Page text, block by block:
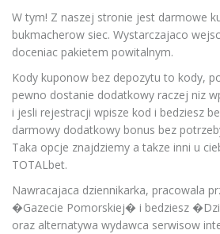
W tym! Z naszej stronie jest darmowe
bukmacherow siec. Wystarczajaco
doceniac pakietem powitalnym.
Kody kuponow bez depozytu to kody,
pewno dostanie dodatkowy raczej niz
i jesli rejestracji wpisze kod i bedziesz
darmowy dodatkowy bonus bez
Taka opcje znajdziemy a takze inni u
TOTALbet.
Nawracajaca dziennikarka, pracowala
�Gazecie Pomorskiej� i bedziesz
oraz alternatywa wydawca serwisow